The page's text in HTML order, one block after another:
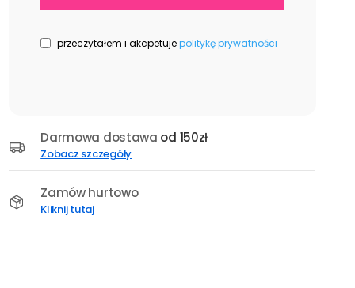
przeczytałem i akcpetujepolitykę prywatności
Darmowa dostawa od 150zł
Zobacz szczegóły
Zamów hurtowo
Kliknij tutaj